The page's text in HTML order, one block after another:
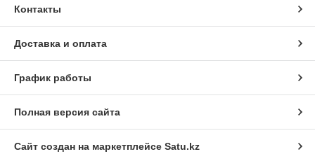
Контакты
Доставка и оплата
График работы
Полная версия сайта
Сайт создан на маркетплейсе Satu.kz